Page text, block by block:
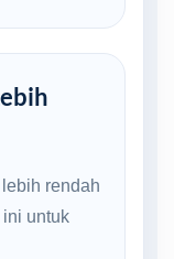
rendah
untuk